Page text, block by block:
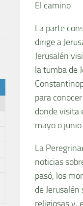
El camino
La parte
dirige a
Jerusalén
la tumba de
para
donde visita
mayo o
La
noticias
pasó, los
de
religiosas y,